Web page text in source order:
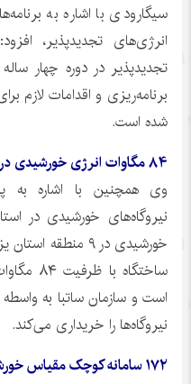
سیگارودی با اشاره به
انرژی‌های تجدیدپذیر، افزود: احداث
تجدیدپذیر در دوره چهار
برنامه‌ریزی و اقدامات لازم
شده است.
۸۴ مگاوات انرژی خورشیدی در استان یزد در حال بهره‌برداری است
وی همچنین با اشاره به
نیروگاه‌های خورشیدی در
خورشیدی در ۹ منطقه استان یزد از جمله اردکان،
ساختگاه
با
است و سازمانساتبا به
نیروگاه‌ها را خریداری می‌کند.
۱۷۲ سامانه کوچک مقیاس خورشیدی در استان یزد فعال است